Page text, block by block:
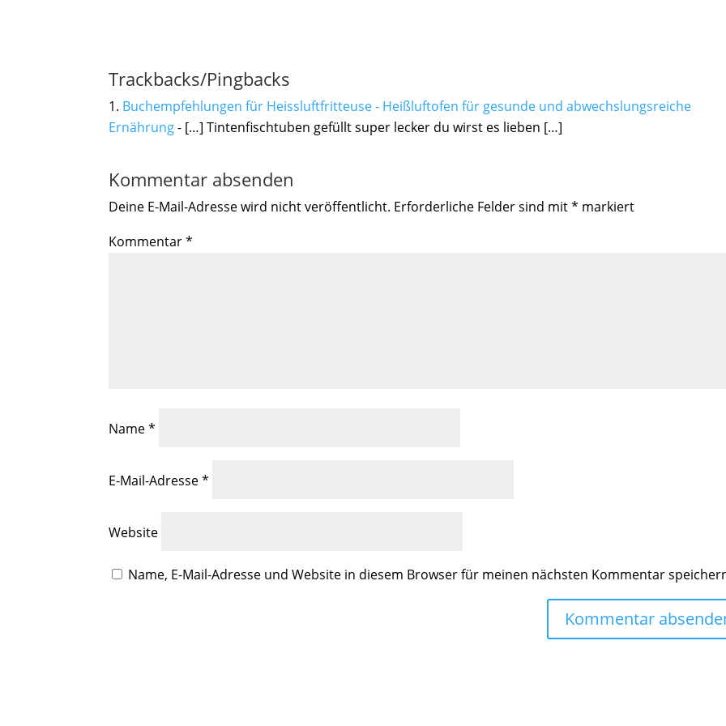
Trackbacks/Pingbacks
Buchempfehlungen für Heissluftfritteuse - Heißluftofen für gesunde und abwechslungsreiche
Ernährung- […] Tintenfischtuben gefüllt super lecker du wirst es lieben […]
Kommentar absenden
Deine E-Mail-Adresse wird nicht veröffentlicht. Erforderliche Felder sind mit* markiert
Kommentar*
Name*
E-Mail-Adresse*
Website
Name, E-Mail-Adresse und Website in diesem Browser für meinen nächsten Kommentar